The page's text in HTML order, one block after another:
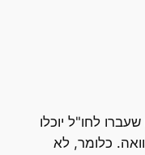
לחו"ל יוכלו
כלומר, לא